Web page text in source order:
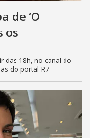
de ‘O
os
das 18h, no canal do
do portal R7